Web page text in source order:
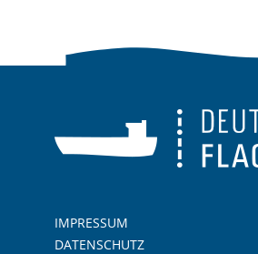
IMPRESSUM
DATENSCHUTZ